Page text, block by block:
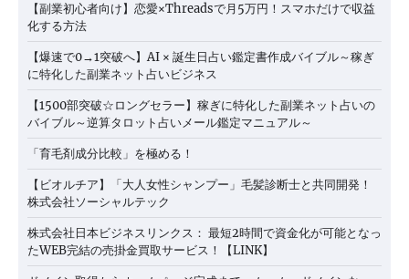
【副業初心者向け】恋愛×Threadsで月5万円！スマホだけで収益
化する方法
【爆速で0→1突破へ】AI × 誕生日占い鑑定書作成バイブル～稼ぎ
に特化した副業ネット占いビジネス
【1500部突破☆ロングセラー】稼ぎに特化した副業ネット占いの
バイブル～逆算タロット占いメール鑑定マニュアル～
「育毛剤成分比較」を極める！
【ビオルチア】「大人女性シャンプー」毛髪診断士と共同開発！
株式会社ソーシャルテック
株式会社日本ビジネスリンクス： 最短2時間で資金化が可能となっ
たWEB完結の売掛金買取サービス！【LINK】